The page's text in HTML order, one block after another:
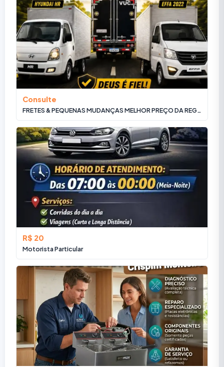
Consulte
FRETES & PEQUENAS MUDANÇAS MELHOR PREÇO DA REGIÃO DOS LAGOS
R$ 20
Motorista Particular